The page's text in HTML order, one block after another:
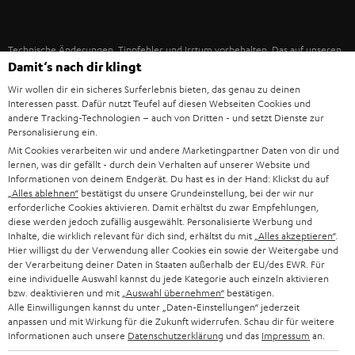
NACHHALTIGKEIT
UNSERE WERTE
BILDUNGSRABATT
BARRIEREFREIHEIT
USA
WEITERE LÄNDER
Technische Änderungen, Tippfehler und Irrtum vorbehalten. Das auf unseren
Fotos abgebildete Zubehör ist nicht im Lieferumfang enthalten. Etwaige
©2026 Lautsprecher Teufel GmbH - All rights reserved.
Impressum AGB Datenschutz Daten-Einstellungen
EU Data Act
Vertrag widerrufen
Damit‘s nach dir klingt
Wir wollen dir ein sicheres Surferlebnis bieten, das genau zu deinen
Interessen passt. Dafür nutzt Teufel auf diesen Webseiten Cookies und
andere Tracking-Technologien – auch von Dritten - und setzt Dienste zur
Personalisierung ein.
Mit Cookies verarbeiten wir und andere Marketingpartner Daten von dir und
lernen, was dir gefällt - durch dein Verhalten auf unserer Website und
Informationen von deinem Endgerät. Du hast es in der Hand: Klickst du auf
„Alles ablehnen“ bestätigst du unsere Grundeinstellung, bei der wir nur
erforderliche Cookies aktivieren. Damit erhältst du zwar Empfehlungen,
diese werden jedoch zufällig ausgewählt. Personalisierte Werbung und
Inhalte, die wirklich relevant für dich sind, erhältst du mit „Alles akzeptieren“.
Hier willigst du der Verwendung aller Cookies ein sowie der Weitergabe und
der Verarbeitung deiner Daten in Staaten außerhalb der EU/des EWR. Für
eine individuelle Auswahl kannst du jede Kategorie auch einzeln aktivieren
bzw. deaktivieren und mit „Auswahl übernehmen“ bestätigen.
Alle Einwilligungen kannst du unter „Daten-Einstellungen“ jederzeit
anpassen und mit Wirkung für die Zukunft widerrufen. Schau dir für weitere
Informationen auch unsere Datenschutzerklärung und das Impressum an.